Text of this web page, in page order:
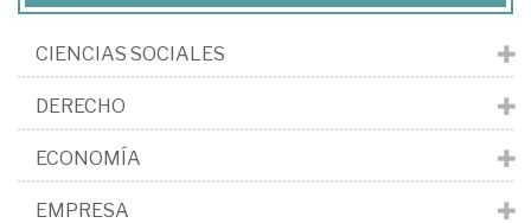
CIENCIAS SOCIALES
DERECHO
ECONOMÍA
EMPRESA